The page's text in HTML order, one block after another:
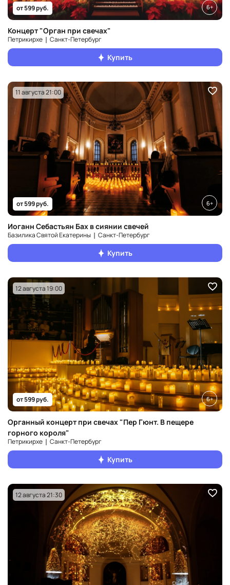
от 599 руб. 6+
Концерт "Орган при свечах"
Петрикирхе ❘ Санкт‑Петербург
Купить
11 августа 21:00
от 599 руб. 6+
Иоганн Себастьян Бах в сиянии свечей
Базилика Святой Екатерины ❘ Санкт‑Петербург
Купить
12 августа 19:00
от 599 руб. 6+
Органный концерт при свечах "Пер Гюнт. В пещере
горного короля"
Петрикирхе ❘ Санкт‑Петербург
Купить
12 августа 21:30